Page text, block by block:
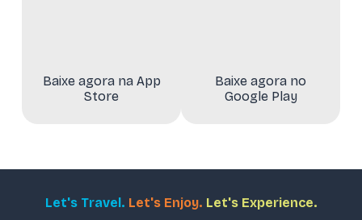
Baixe agora na App
Store
Baixe agora no
Google Play
Let's Travel. Let's Enjoy. Let's Experience.